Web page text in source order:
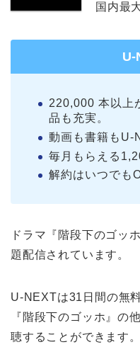
国内最
U-
220,000 本以上
品も充実。
動画も書籍もU-
毎月もらえる
解約はいつでも
ドラマ『階段下のゴッ
題配信されています。
U-NEXTは31日間の無
『階段下のゴッホ』の
聴することができます。